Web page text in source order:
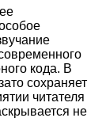
кода. В
сохраняет
читателя
не